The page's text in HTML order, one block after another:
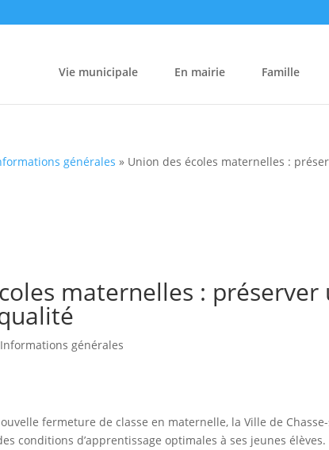
Vie municipale En mairie Famille
générales » Union des écoles maternelles :
maternelles : préserver
Informations générales
fermeture de classe en maternelle, la Ville de
conditions d’apprentissage optimales à ses jeunes